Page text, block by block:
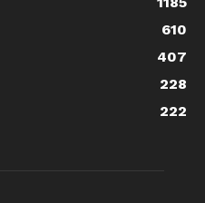
610
407
228
222